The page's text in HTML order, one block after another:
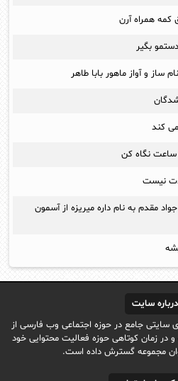
همراه آرن
بگیر
و آواز ماهور بابا طاهر
کند
ساعت نگاه کن
نیست
مقدم به نام داره میریزه از آسمون
درباره سایت
سایتی جامع در حوزه اجتماعی وب فارسی از
کرده و در زمان کوتاهی حوزه فعالیت محتوایی خود